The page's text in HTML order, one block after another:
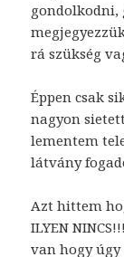
gondolkodni,
rá szükség
Éppen csak
nagyon
lementem
látvány
Azt hittem
ILYEN
van hogy